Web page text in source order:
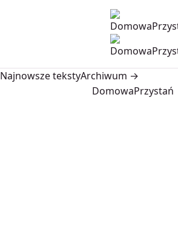
Najnowsze tekstyArchiwum →
DomowaPrzystań